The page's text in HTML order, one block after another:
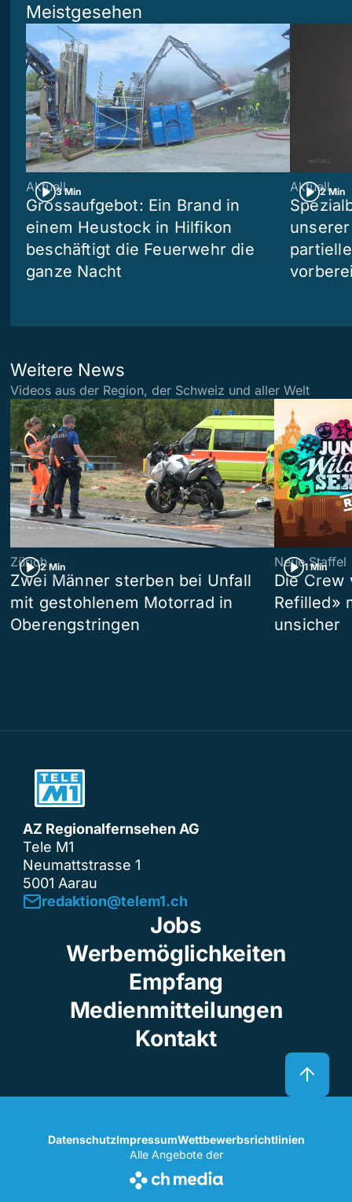
Meistgesehen
3 Min
Aktuell
Grossaufgebot: Ein Brand in
einem Heustock in Hilfikon
beschäftigt die Feuerwehr die
ganze Nacht
2 Min
Aktuell
Weitere News
Videos aus der Region, der Schweiz und aller Welt
2 Min
Zürich
Zwei Männer sterben bei Unfall
mit gestohlenem Motorrad in
Oberengstringen
1 Min
Neue Staffel
Die Crew
Refilled»
unsicher
AZ Regionalfernsehen AG
Tele M1
Neumattstrasse 1
5001 Aarau
redaktion@telem1.ch
Jobs
Werbemöglichkeiten
Empfang
Medienmitteilungen
Kontakt
DatenschutzImpressumWettbewerbsrichtlinien
Alle Angebote der